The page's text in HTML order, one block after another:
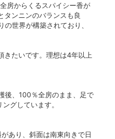
房からくるスパイシー香が
タンニンのバランスも良
世界が構築されており、
きたいです。理想は4年以上
後、100％全房のまま、足で
グしています。
あり、斜面は南東向きで日